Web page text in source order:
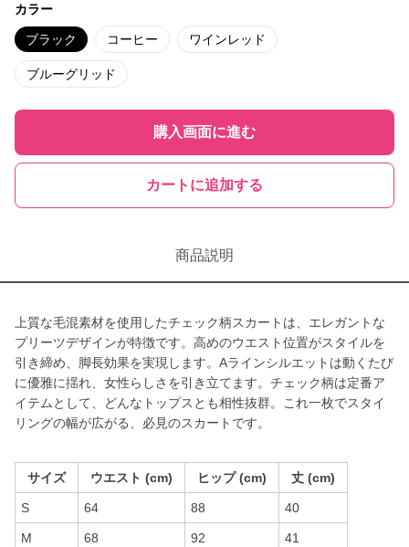
カラー
ブラック コーヒー ワインレッド
ブルーグリッド
購入画面に進む
カートに追加する
商品説明
上質な毛混素材を使用したチェック柄スカートは、エレガントな
プリーツデザインが特徴です。高めのウエスト位置がスタイルを
引き締め、脚長効果を実現します。Aラインシルエットは動くたび
に優雅に揺れ、女性らしさを引き立てます。チェック柄は定番ア
イテムとして、どんなトップスとも相性抜群。これ一枚でスタイ
リングの幅が広がる、必見のスカートです。
サイズ ウエスト (cm) ヒップ (cm) 丈 (cm)
S 64 88 40
M 68 92 41